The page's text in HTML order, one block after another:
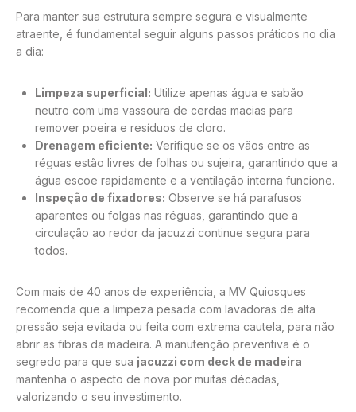
Para manter sua estrutura sempre segura e visualmente
atraente, é fundamental seguir alguns passos práticos no dia
a dia:
Limpeza superficial: Utilize apenas água e sabão
neutro com uma vassoura de cerdas macias para
remover poeira e resíduos de cloro.
Drenagem eficiente: Verifique se os vãos entre as
réguas estão livres de folhas ou sujeira, garantindo que a
água escoe rapidamente e a ventilação interna funcione.
Inspeção de fixadores: Observe se há parafusos
aparentes ou folgas nas réguas, garantindo que a
circulação ao redor da jacuzzi continue segura para
todos.
Com mais de 40 anos de experiência, a MV Quiosques
recomenda que a limpeza pesada com lavadoras de alta
pressão seja evitada ou feita com extrema cautela, para não
abrir as fibras da madeira. A manutenção preventiva é o
segredo para que sua jacuzzi com deck de madeira
mantenha o aspecto de nova por muitas décadas,
valorizando o seu investimento.